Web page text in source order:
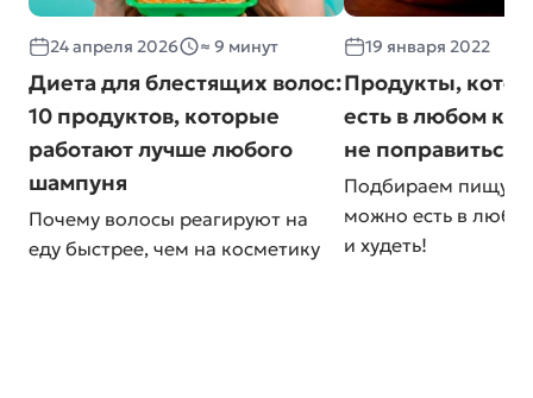
24 апреля 2026 ≈ 9 минут
Диета для блестящих волос:
10 продуктов, которые
работают лучше любого
шампуня
Почему волосы реагируют на
еду быстрее, чем на косметику
19 января 2022
Продукты,
есть в любом
не поправиться
Подбираем пищу,
можно есть в
и худеть!